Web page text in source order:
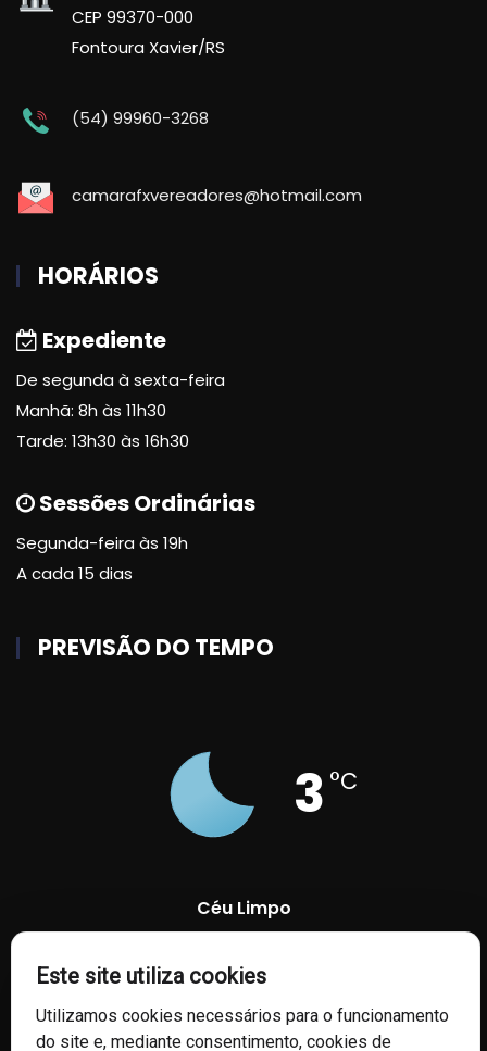
CEP 99370-000
Fontoura Xavier/RS
(54) 99960-3268
camarafxvereadores@hotmail.com
HORÁRIOS
Expediente
De segunda à sexta-feira
Manhã: 8h às 11h30
Tarde: 13h30 às 16h30
Sessões Ordinárias
Segunda-feira às 19h
A cada 15 dias
PREVISÃO DO TEMPO
3 °C
Céu Limpo
89 % 1027 mb
Este site utiliza cookies
Utilizamos cookies necessários para o funcionamento
do site e, mediante consentimento, cookies de